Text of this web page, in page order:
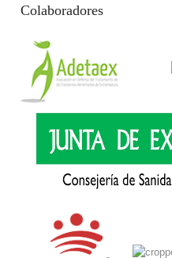
Colaboradores